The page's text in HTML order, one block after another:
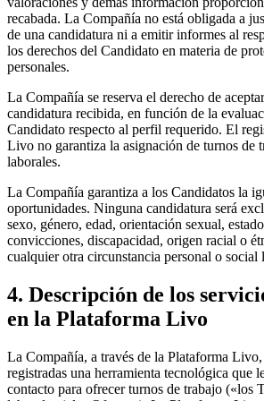
recabada. La Compañía no está obligada a
de una candidatura ni a emitir informes al
los derechos del Candidato en materia de
personales.
La Compañía se reserva el derecho de
candidatura recibida, en función de la
Candidato respecto al perfil requerido. El
Livo no garantiza la asignación de turnos de
laborales.
La Compañía garantiza a los Candidatos la
oportunidades. Ninguna candidatura será
sexo, género, edad, orientación sexual,
convicciones, discapacidad, origen racial o
cualquier otra circunstancia personal o social
4. Descripción de los
en la Plataforma Livo
La Compañía, a través de la Plataforma Livo,
registradas una herramienta tecnológica que
contacto para ofrecer turnos de trabajo («los